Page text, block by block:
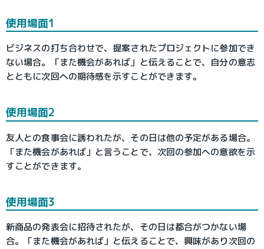
使用場面1
ビジネスの打ち合わせで、提案されたプロジェクトに参加でき
ない場合。「また機会があれば」と伝えることで、自分の意志
とともに次回への期待感を示すことができます。
使用場面2
友人との食事会に誘われたが、その日は他の予定がある場合。
「また機会があれば」と言うことで、次回の参加への意欲を示
すことができます。
使用場面3
新商品の発表会に招待されたが、その日は都合がつかない場
合。「また機会があれば」と伝えることで、興味があり次回の